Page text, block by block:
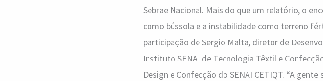
Sebrae Nacional. Mais do que um relatório, o
como bússola e a instabilidade como terreno
participação de Sergio Malta, diretor de
Instituto SENAI de Tecnologia Têxtil e
Design e Confecção do SENAI CETIQT. “A